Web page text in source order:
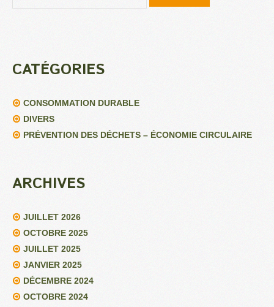
CATÉGORIES
CONSOMMATION DURABLE
DIVERS
PRÉVENTION DES DÉCHETS – ÉCONOMIE CIRCULAIRE
ARCHIVES
JUILLET 2026
OCTOBRE 2025
JUILLET 2025
JANVIER 2025
DÉCEMBRE 2024
OCTOBRE 2024